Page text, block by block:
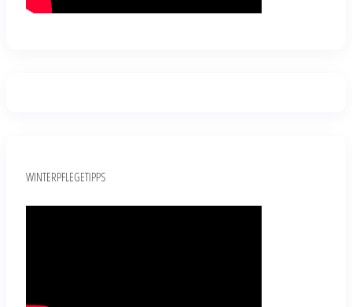
WINTERPFLEGETIPPS